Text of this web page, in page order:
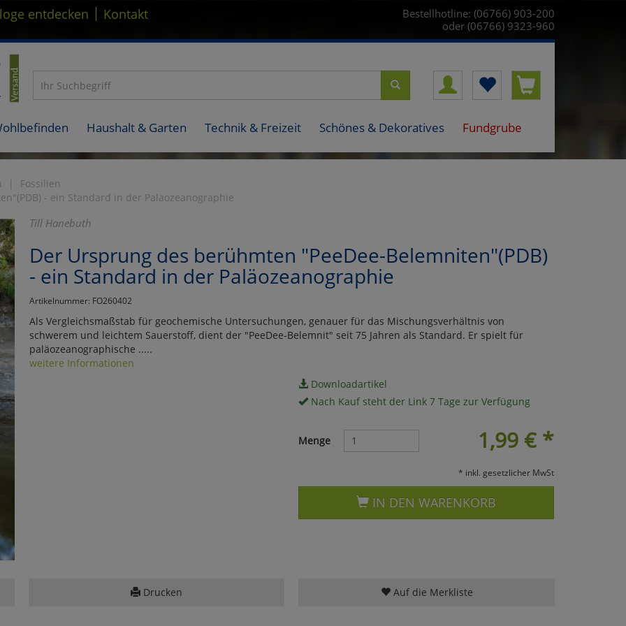
entdecken | Kontakt
Bestellhotline: (06766) 903-200
oder (06766) 9323-960
Haushalt & Garten Technik & Freizeit Schönes & Dekoratives Fundgrube
Fossilien
- ein Standard in der Paläozeanographie
Till Hanebuth
Der Ursprung des berühmten "PeeDee-Belemniten"(PDB)
- ein Standard in der Paläozeanographie
Artikelnummer: FO260402
Als Vergleichsmaßstab für geochemische Untersuchungen, genauer für das Mischungsverhältnis von
schwerem und leichtem Sauerstoff, dient der "PeeDee-Belemnit" seit 75 Jahren als Standard. Er spielt für
paläozeanographische .....
weitere Informationen
Downloadartikel
Nach Kauf steht der Link 7 Tage zur Verfügung
1,99 €*
Menge
* inkl. gesetzlicher MwSt
IN DEN WARENKORB
Drucken Auf die Merkliste